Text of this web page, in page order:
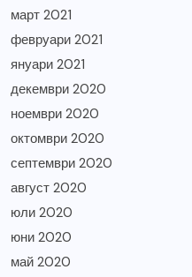
март 2021
февруари 2021
януари 2021
декември 2020
ноември 2020
октомври 2020
септември 2020
август 2020
юли 2020
юни 2020
май 2020